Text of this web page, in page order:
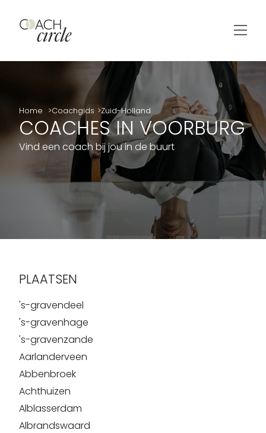
Home Coachgids Zuid-Holland
COACHES IN VOORBURG
Vind een coach bij jou in de buurt
PLAATSEN
's-gravendeel
's-gravenhage
's-gravenzande
Aarlanderveen
Abbenbroek
Achthuizen
Alblasserdam
Albrandswaard